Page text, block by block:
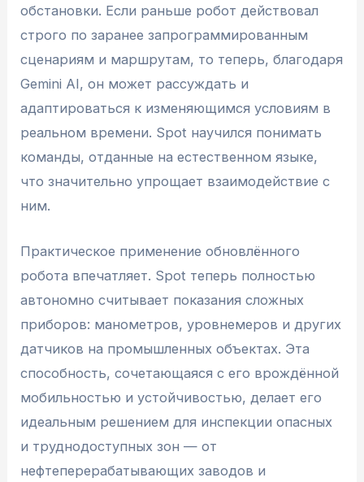
обстановки. Если раньше робот действовал
строго по заранее запрограммированным
сценариям и маршрутам, то теперь, благодаря
Gemini AI, он может рассуждать и
адаптироваться к изменяющимся условиям в
реальном времени. Spot научился понимать
команды, отданные на естественном языке,
что значительно упрощает взаимодействие с
ним.
Практическое применение обновлённого
робота впечатляет. Spot теперь полностью
автономно считывает показания сложных
приборов: манометров, уровнемеров и других
датчиков на промышленных объектах. Эта
способность, сочетающаяся с его врождённой
мобильностью и устойчивостью, делает его
идеальным решением для инспекции опасных
и труднодоступных зон — от
нефтеперерабатывающих заводов и